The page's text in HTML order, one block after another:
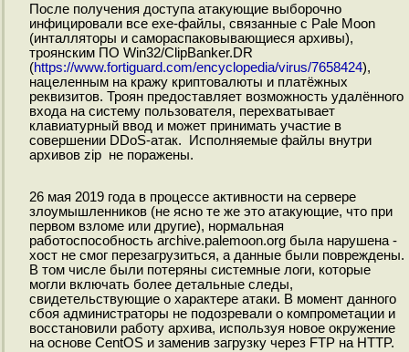
После получения доступа атакующие выборочно
инфицировали все exe-файлы, связанные с Pale Moon
(инталляторы и самораспаковывающиеся архивы),
троянским ПО Win32/ClipBanker.DR
(https://www.fortiguard.com/encyclopedia/virus/7658424),
нацеленным на кражу криптовалюты и платёжных
реквизитов. Троян предоставляет возможность удалённого
входа на систему пользователя, перехватывает
клавиатурный ввод и может принимать участие в
совершении DDoS-атак. Исполняемые файлы внутри
архивов zip не поражены.
26 мая 2019 года в процессе активности на сервере
злоумышленников (не ясно те же это атакующие, что при
первом взломе или другие), нормальная
работоспособность archive.palemoon.org была нарушена -
хост не смог перезагрузиться, а данные были повреждены.
В том числе были потеряны системные логи, которые
могли включать более детальные следы,
свидетельствующие о характере атаки. В момент данного
сбоя администраторы не подозревали о компрометации и
восстановили работу архива, используя новое окружение
на основе CentOS и заменив загрузку через FTP на HTTP.